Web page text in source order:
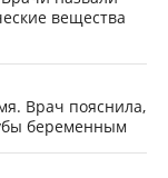
вещества
Врач пояснила,
беременным